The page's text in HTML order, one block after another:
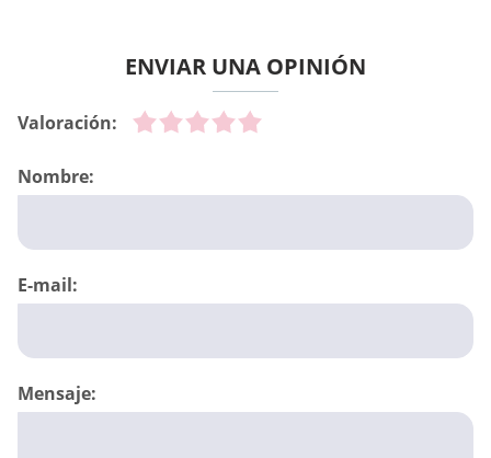
ENVIAR UNA OPINIÓN
Valoración:
Nombre:
E-mail:
Mensaje: